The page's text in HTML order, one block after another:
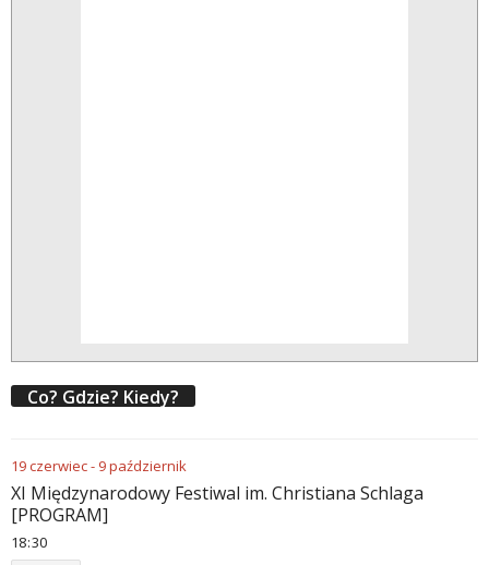
Co? Gdzie? Kiedy?
19czerwiec- 9październik
XI Międzynarodowy Festiwal im. Christiana Schlaga
[PROGRAM]
18:30